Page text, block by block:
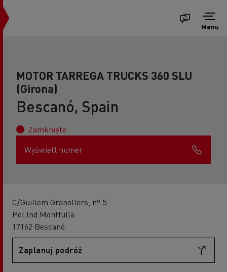
Menu
MOTOR TARREGA TRUCKS 360 SLU
(Girona)
Bescanó, Spain
Zamknięte
Wyświetl numer
C/Guillem Granollers, nº 5
Pol.Ind.Montfulla
17162 Bescanó
Zaplanuj podróż